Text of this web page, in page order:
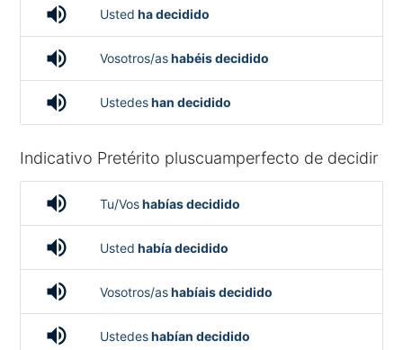
volume_up Usted ha decidido
volume_up Vosotros/ashabéis decidido
volume_up Ustedeshan decidido
Indicativo Pretérito pluscuamperfecto de decidir
volume_up Tu/Voshabías decidido
volume_up Usted había decidido
volume_up Vosotros/ashabíais decidido
volume_up Ustedeshabían decidido